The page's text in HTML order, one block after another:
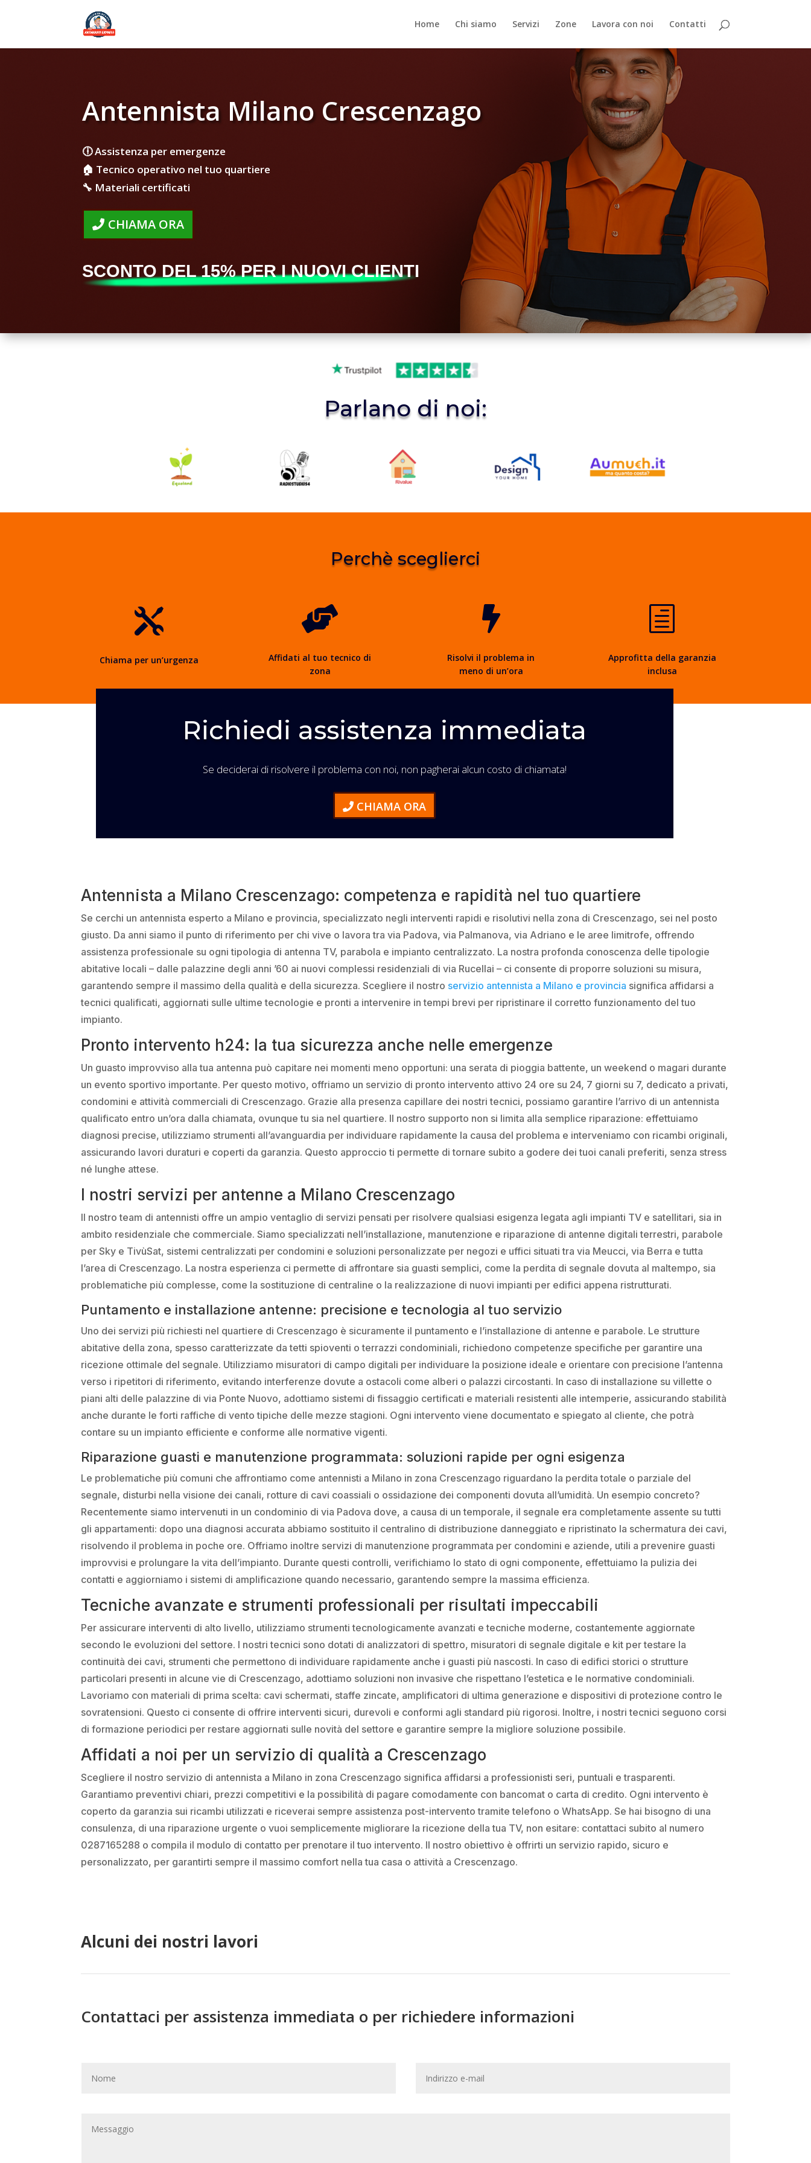
Home Chi siamo Servizi Zone Lavora con noi Contatti
Antennista Milano Crescenzago
🕕 Assistenza per emergenze
🏠 Tecnico operativo nel tuo quartiere
🔧 Materiali certificati
CHIAMA ORA
SCONTO DEL 15% PER I NUOVI CLIENTI
Parlano di noi:
Perchè sceglierci

Chiama per un’urgenza

Affidati al tuo tecnico di
zona

Risolvi il problema in
meno di un’ora
h
Approfitta della garanzia
inclusa
Richiedi assistenza immediata
Se deciderai di risolvere il problema con noi, non pagherai alcun costo di chiamata!
CHIAMA ORA
Antennista a Milano Crescenzago: competenza e rapidità nel tuo quartiere
Se cerchi un antennista esperto a Milano e provincia, specializzato negli interventi rapidi e risolutivi nella zona di Crescenzago, sei nel posto
giusto. Da anni siamo il punto di riferimento per chi vive o lavora tra via Padova, via Palmanova, via Adriano e le aree limitrofe, offrendo
assistenza professionale su ogni tipologia di antenna TV, parabola e impianto centralizzato. La nostra profonda conoscenza delle tipologie
abitative locali – dalle palazzine degli anni ’60 ai nuovi complessi residenziali di via Rucellai – ci consente di proporre soluzioni su misura,
garantendo sempre il massimo della qualità e della sicurezza. Scegliere il nostro servizio antennista a Milano e provincia significa affidarsi a
tecnici qualificati, aggiornati sulle ultime tecnologie e pronti a intervenire in tempi brevi per ripristinare il corretto funzionamento del tuo
impianto.
Pronto intervento h24: la tua sicurezza anche nelle emergenze
Un guasto improvviso alla tua antenna può capitare nei momenti meno opportuni: una serata di pioggia battente, un weekend o magari durante
un evento sportivo importante. Per questo motivo, offriamo un servizio di pronto intervento attivo 24 ore su 24, 7 giorni su 7, dedicato a privati,
condomini e attività commerciali di Crescenzago. Grazie alla presenza capillare dei nostri tecnici, possiamo garantire l’arrivo di un antennista
qualificato entro un’ora dalla chiamata, ovunque tu sia nel quartiere. Il nostro supporto non si limita alla semplice riparazione: effettuiamo
diagnosi precise, utilizziamo strumenti all’avanguardia per individuare rapidamente la causa del problema e interveniamo con ricambi originali,
assicurando lavori duraturi e coperti da garanzia. Questo approccio ti permette di tornare subito a godere dei tuoi canali preferiti, senza stress
né lunghe attese.
I nostri servizi per antenne a Milano Crescenzago
Il nostro team di antennisti offre un ampio ventaglio di servizi pensati per risolvere qualsiasi esigenza legata agli impianti TV e satellitari, sia in
ambito residenziale che commerciale. Siamo specializzati nell’installazione, manutenzione e riparazione di antenne digitali terrestri, parabole
per Sky e TivùSat, sistemi centralizzati per condomini e soluzioni personalizzate per negozi e uffici situati tra via Meucci, via Berra e tutta
l’area di Crescenzago. La nostra esperienza ci permette di affrontare sia guasti semplici, come la perdita di segnale dovuta al maltempo, sia
problematiche più complesse, come la sostituzione di centraline o la realizzazione di nuovi impianti per edifici appena ristrutturati.
Puntamento e installazione antenne: precisione e tecnologia al tuo servizio
Uno dei servizi più richiesti nel quartiere di Crescenzago è sicuramente il puntamento e l’installazione di antenne e parabole. Le strutture
abitative della zona, spesso caratterizzate da tetti spioventi o terrazzi condominiali, richiedono competenze specifiche per garantire una
ricezione ottimale del segnale. Utilizziamo misuratori di campo digitali per individuare la posizione ideale e orientare con precisione l’antenna
verso i ripetitori di riferimento, evitando interferenze dovute a ostacoli come alberi o palazzi circostanti. In caso di installazione su villette o
piani alti delle palazzine di via Ponte Nuovo, adottiamo sistemi di fissaggio certificati e materiali resistenti alle intemperie, assicurando stabilità
anche durante le forti raffiche di vento tipiche delle mezze stagioni. Ogni intervento viene documentato e spiegato al cliente, che potrà
contare su un impianto efficiente e conforme alle normative vigenti.
Riparazione guasti e manutenzione programmata: soluzioni rapide per ogni esigenza
Le problematiche più comuni che affrontiamo come antennisti a Milano in zona Crescenzago riguardano la perdita totale o parziale del
segnale, disturbi nella visione dei canali, rotture di cavi coassiali o ossidazione dei componenti dovuta all’umidità. Un esempio concreto?
Recentemente siamo intervenuti in un condominio di via Padova dove, a causa di un temporale, il segnale era completamente assente su tutti
gli appartamenti: dopo una diagnosi accurata abbiamo sostituito il centralino di distribuzione danneggiato e ripristinato la schermatura dei cavi,
risolvendo il problema in poche ore. Offriamo inoltre servizi di manutenzione programmata per condomini e aziende, utili a prevenire guasti
improvvisi e prolungare la vita dell’impianto. Durante questi controlli, verifichiamo lo stato di ogni componente, effettuiamo la pulizia dei
contatti e aggiorniamo i sistemi di amplificazione quando necessario, garantendo sempre la massima efficienza.
Tecniche avanzate e strumenti professionali per risultati impeccabili
Per assicurare interventi di alto livello, utilizziamo strumenti tecnologicamente avanzati e tecniche moderne, costantemente aggiornate
secondo le evoluzioni del settore. I nostri tecnici sono dotati di analizzatori di spettro, misuratori di segnale digitale e kit per testare la
continuità dei cavi, strumenti che permettono di individuare rapidamente anche i guasti più nascosti. In caso di edifici storici o strutture
particolari presenti in alcune vie di Crescenzago, adottiamo soluzioni non invasive che rispettano l’estetica e le normative condominiali.
Lavoriamo con materiali di prima scelta: cavi schermati, staffe zincate, amplificatori di ultima generazione e dispositivi di protezione contro le
sovratensioni. Questo ci consente di offrire interventi sicuri, durevoli e conformi agli standard più rigorosi. Inoltre, i nostri tecnici seguono corsi
di formazione periodici per restare aggiornati sulle novità del settore e garantire sempre la migliore soluzione possibile.
Affidati a noi per un servizio di qualità a Crescenzago
Scegliere il nostro servizio di antennista a Milano in zona Crescenzago significa affidarsi a professionisti seri, puntuali e trasparenti.
Garantiamo preventivi chiari, prezzi competitivi e la possibilità di pagare comodamente con bancomat o carta di credito. Ogni intervento è
coperto da garanzia sui ricambi utilizzati e riceverai sempre assistenza post-intervento tramite telefono o WhatsApp. Se hai bisogno di una
consulenza, di una riparazione urgente o vuoi semplicemente migliorare la ricezione della tua TV, non esitare: contattaci subito al numero
0287165288 o compila il modulo di contatto per prenotare il tuo intervento. Il nostro obiettivo è offrirti un servizio rapido, sicuro e
personalizzato, per garantirti sempre il massimo comfort nella tua casa o attività a Crescenzago.
Alcuni dei nostri lavori
Contattaci per assistenza immediata o per richiedere informazioni